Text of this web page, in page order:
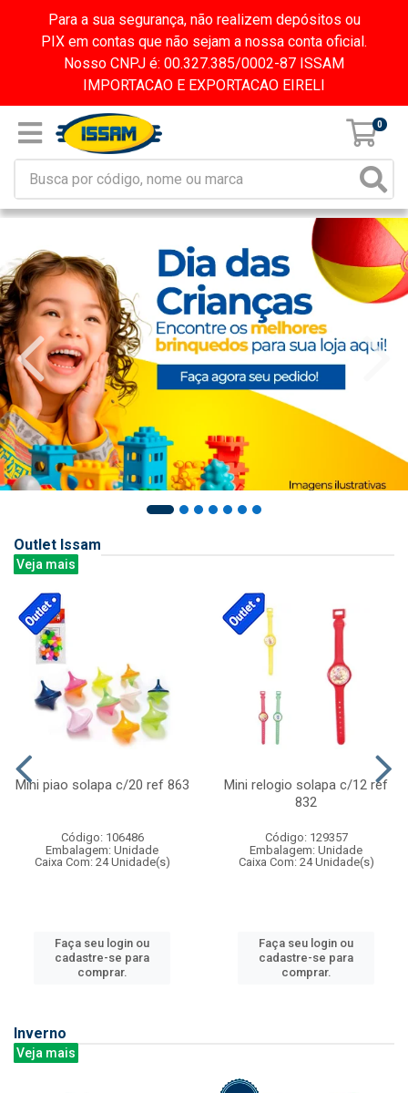
Para a sua segurança, não realizem depósitos ou
PIX em contas que não sejam a nossa conta oficial.
Nosso CNPJ é: 00.327.385/0002-87 ISSAM
IMPORTACAO E EXPORTACAO EIRELI
0
Outlet Issam
Veja mais
Mini piao solapa c/20 ref 863
Código: 106486
Embalagem: Unidade
Caixa Com: 24 Unidade(s)
Faça seu login ou
cadastre-se para
comprar.
Mini relogio solapa c/12 ref
832
Código: 129357
Embalagem: Unidade
Caixa Com: 24 Unidade(s)
Faça seu login ou
cadastre-se para
comprar.
Inverno
Veja mais